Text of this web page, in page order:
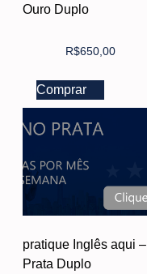
Ouro Duplo
R$650,00
Comprar
pratique Inglês aqui –
Prata Duplo